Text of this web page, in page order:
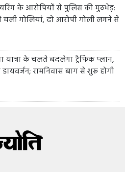
के आरोपियों से पुलिस की मुठभेड़:
चली गोलियां, दो आरोपी गोली लगने से
यात्रा के चलते बदलेगा ट्रैफिक प्लान,
डायवर्जन; रामनिवास बाग से शुरू होगी